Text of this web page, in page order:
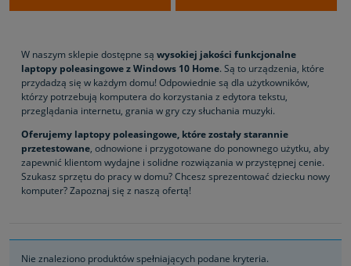
W naszym sklepie dostępne są wysokiej jakości funkcjonalne
laptopy poleasingowe z Windows 10 Home. Są to urządzenia, które
przydadzą się w każdym domu! Odpowiednie są dla użytkowników,
którzy potrzebują komputera do korzystania z edytora tekstu,
przeglądania internetu, grania w gry czy słuchania muzyki.
Oferujemy laptopy poleasingowe, które zostały starannie
przetestowane, odnowione i przygotowane do ponownego użytku, aby
zapewnić klientom wydajne i solidne rozwiązania w przystępnej cenie.
Szukasz sprzętu do pracy w domu? Chcesz sprezentować dziecku nowy
komputer? Zapoznaj się z naszą ofertą!
Nie znaleziono produktów spełniających podane kryteria.